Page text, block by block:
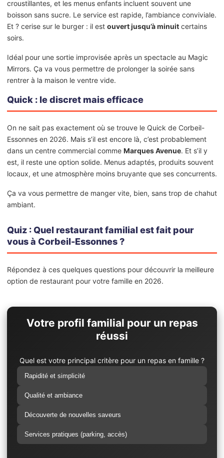
croustillantes, et les menus enfants incluent souvent une
boisson sans sucre. Le service est rapide, l’ambiance conviviale.
Et ? cerise sur le burger : il est ouvert jusqu’à minuit certains
soirs.
Idéal pour une sortie improvisée après un spectacle au Magic
Mirrors. Ça va vous permettre de prolonger la soirée sans
rentrer à la maison le ventre vide.
Quick : le discret mais efficace
On ne sait pas exactement où se trouve le Quick de Corbeil-
Essonnes en 2026. Mais s’il est encore là, c’est probablement
dans un centre commercial comme Marques Avenue. Et s’il y
est, il reste une option solide. Menus adaptés, produits souvent
locaux, et une atmosphère moins bruyante que ses concurrents.
Ça va vous permettre de manger vite, bien, sans trop de chahut
ambiant.
Quiz : Quel restaurant familial est fait pour
vous à Corbeil-Essonnes ?
Répondez à ces quelques questions pour découvrir la meilleure
option de restaurant pour votre famille en 2026.
Votre profil familial pour un repas
réussi
Quel est votre principal critère pour un repas en famille ?
Rapidité et simplicité
Qualité et ambiance
Découverte de nouvelles saveurs
Services pratiques (parking, accès)